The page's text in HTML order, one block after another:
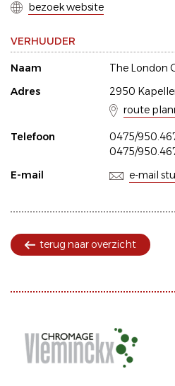
bezoek website
VERHUUDER
Naam
The London
Adres
2950
route
Telefoon
0475/
0475/
E-mail
e-mail
terug naar overzicht